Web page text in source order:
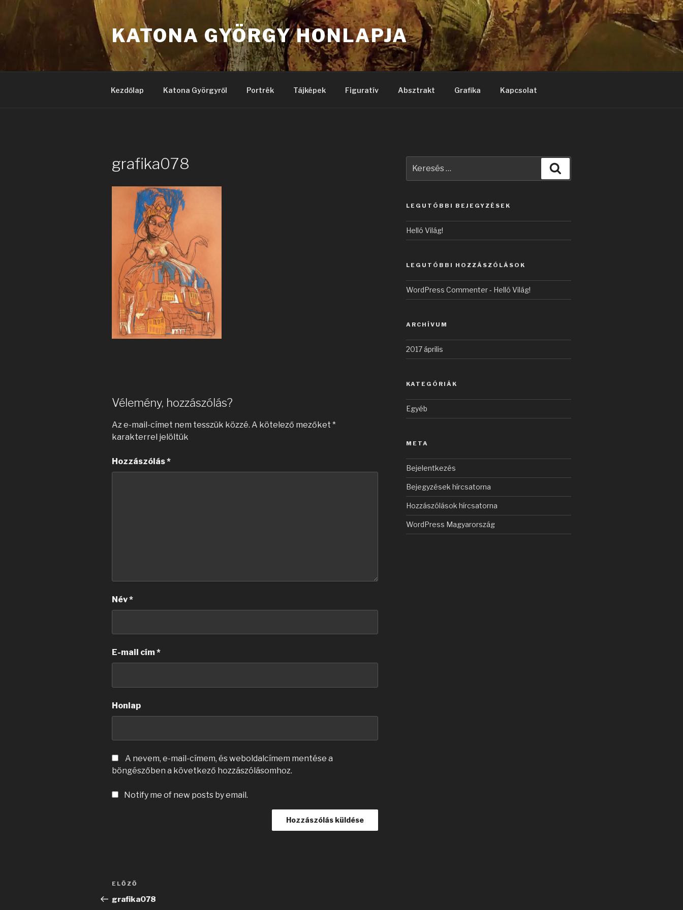
Tartalomhoz
KATONA GYÖRGY HONLAPJA
Kezdőlap Katona Györgyről Portrék Tájképek Figuratív Absztrakt Grafika Kapcsolat
grafika078
Vélemény, hozzászólás?
Az e-mail-címet nem tesszük közzé. A kötelező mezőket *
karakterrel jelöltük
Hozzászólás*
Név*
E-mail cím*
Honlap
A nevem, e-mail-címem, és weboldalcímem mentése a
böngészőben a következő hozzászólásomhoz.
Notify me of new posts by email.
Bejegyzés
navigáció
Korábbi
bejegyzés
ELŐZŐ
grafika078
következő
LEGUTÓBBI BEJEGYZÉSEK
Helló Világ!
LEGUTÓBBI HOZZÁSZÓLÁSOK
WordPress Commenter- Helló Világ!
ARCHÍVUM
2017 április
KATEGÓRIÁK
Egyéb
META
Bejelentkezés
Bejegyzések hírcsatorna
Hozzászólások hírcsatorna
WordPress Magyarország